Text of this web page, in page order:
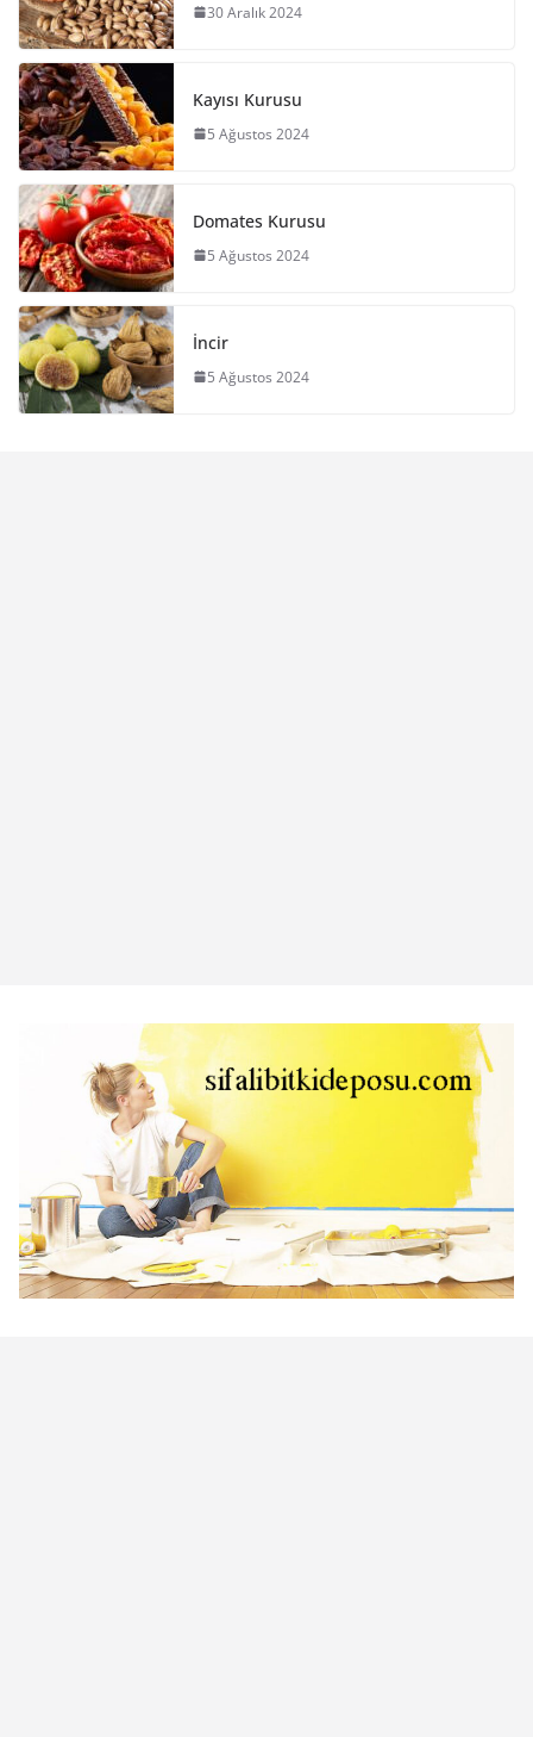
30 Aralık 2024
Kayısı Kurusu
5 Ağustos 2024
Domates Kurusu
5 Ağustos 2024
İncir
5 Ağustos 2024